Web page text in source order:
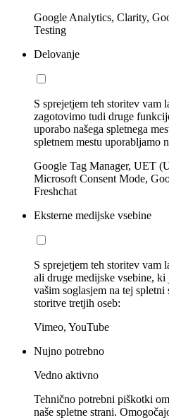
Google Analytics, Clarity,
Testing
Delovanje
S sprejetjem teh storitev
zagotovimo tudi druge
uporabo našega spletnega
spletnem mestu uporabljamo
Google Tag Manager, UET
Microsoft Consent Mode,
Freshchat
Eksterne medijske vsebine
S sprejetjem teh storitev vam
ali druge medijske vsebine,
vašim soglasjem na tej
storitve tretjih oseb:
Vimeo, YouTube
Nujno potrebno
Vedno aktivno
Tehnično potrebni piškotki
naše spletne strani.